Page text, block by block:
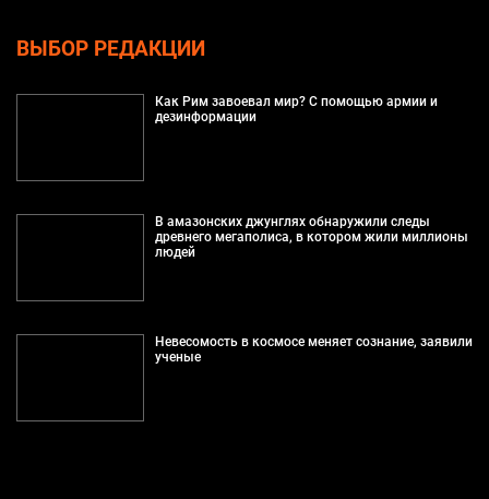
ВЫБОР РЕДАКЦИИ
Как Рим завоевал мир? С помощью армии и
дезинформации
В амазонских джунглях обнаружили следы
древнего мегаполиса, в котором жили миллионы
людей
Невесомость в космосе меняет сознание, заявили
ученые